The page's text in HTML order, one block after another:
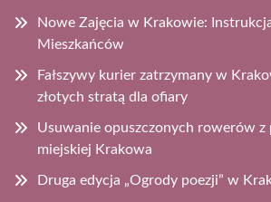
Nowe Zajęcia w Krakowie:
Mieszkańców
Fałszywy kurier zatrzymany w
złotych stratą dla ofiary
Usuwanie opuszczonych rowerów z
miejskiej Krakowa
Druga edycja „Ogrody poezji” w